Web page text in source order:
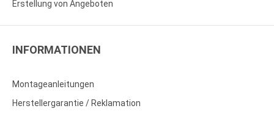
Erstellung von Angeboten
INFORMATIONEN
Montageanleitungen
Herstellergarantie / Reklamation